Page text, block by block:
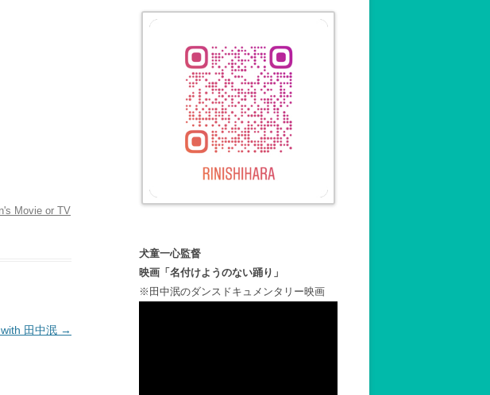
or TV
田中泯 →
犬童一心監督
映画「名付けようのない踊り」
※田中泯のダンスドキュメンタリー映画